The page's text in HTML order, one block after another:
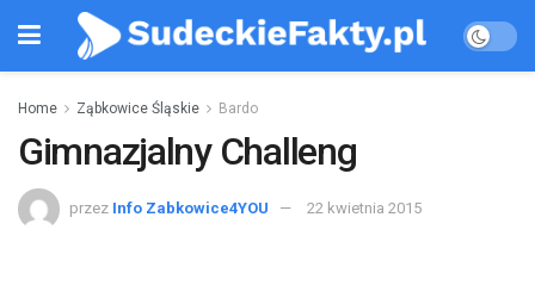
Home Ząbkowice Śląskie Bardo
Gimnazjalny Challeng
przez Info Zabkowice4YOU 22 kwietnia 2015